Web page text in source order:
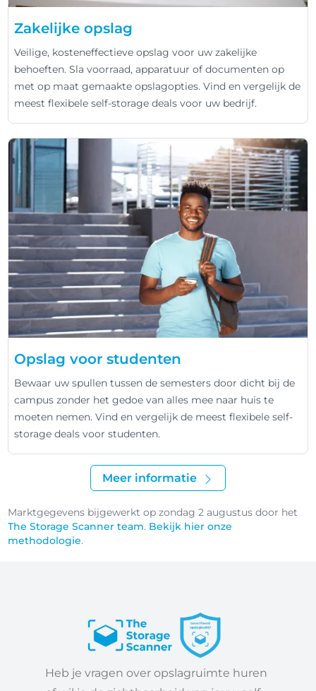
Zakelijke opslag
Veilige, kosteneffectieve opslag voor uw zakelijke
behoeften. Sla voorraad, apparatuur of documenten op
met op maat gemaakte opslagopties. Vind en vergelijk de
meest flexibele self-storage deals voor uw bedrijf.
Opslag voor studenten
Bewaar uw spullen tussen de semesters door dicht bij de
campus zonder het gedoe van alles mee naar huis te
moeten nemen. Vind en vergelijk de meest flexibele self-
storage deals voor studenten.
Meer informatie
Marktgegevens bijgewerkt op zondag 2 augustus door het
The Storage Scanner team. Bekijk hier onze
methodologie.
Heb je vragen over opslagruimte huren